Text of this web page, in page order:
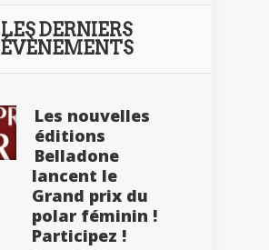
LES DERNIERS
ÉVÈNEMENTS
Les nouvelles
éditions
Belladone
lancent le
Grand prix du
polar féminin !
Participez !